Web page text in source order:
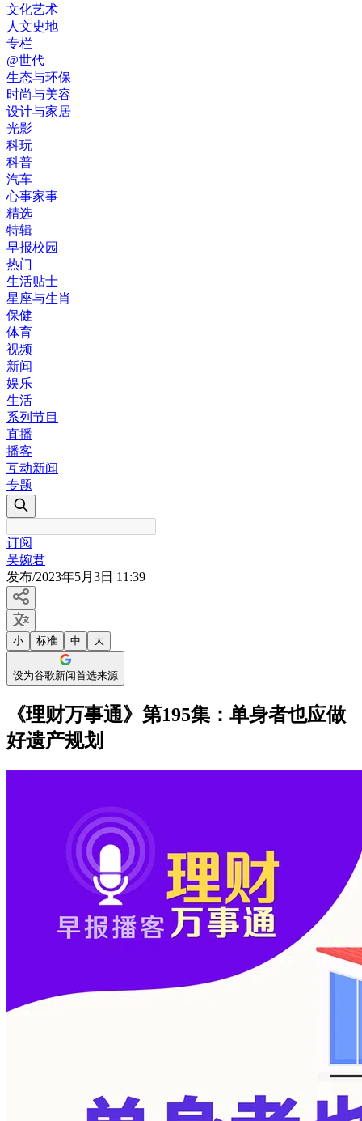
文化艺术
人文史地
专栏
@世代
生态与环保
时尚与美容
设计与家居
光影
科玩
科普
汽车
心事家事
精选
特辑
早报校园
热门
生活贴士
星座与生肖
保健
体育
视频
新闻
娱乐
生活
系列节目
直播
播客
互动新闻
专题
订阅
吴婉君
发布/2023年5月3日 11:39
小 标准 中 大
设为谷歌新闻首选来源
《理财万事通》第195集：单身者也应做
好遗产规划